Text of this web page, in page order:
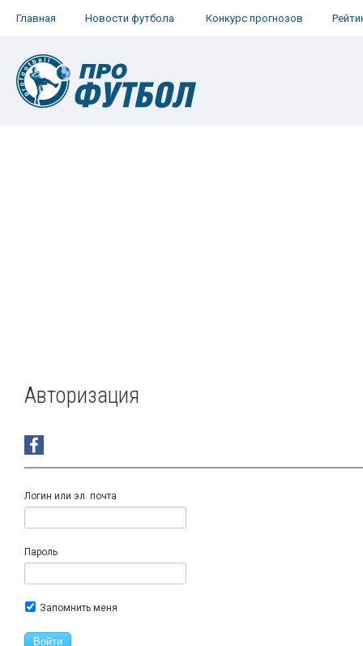
Главная Новости футбола Конкурс прогнозов
Авторизация
Логин или эл. почта
Пароль
Запомнить меня
Войти